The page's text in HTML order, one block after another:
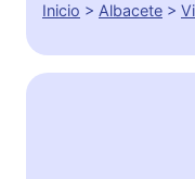
Inicio > Albacete >